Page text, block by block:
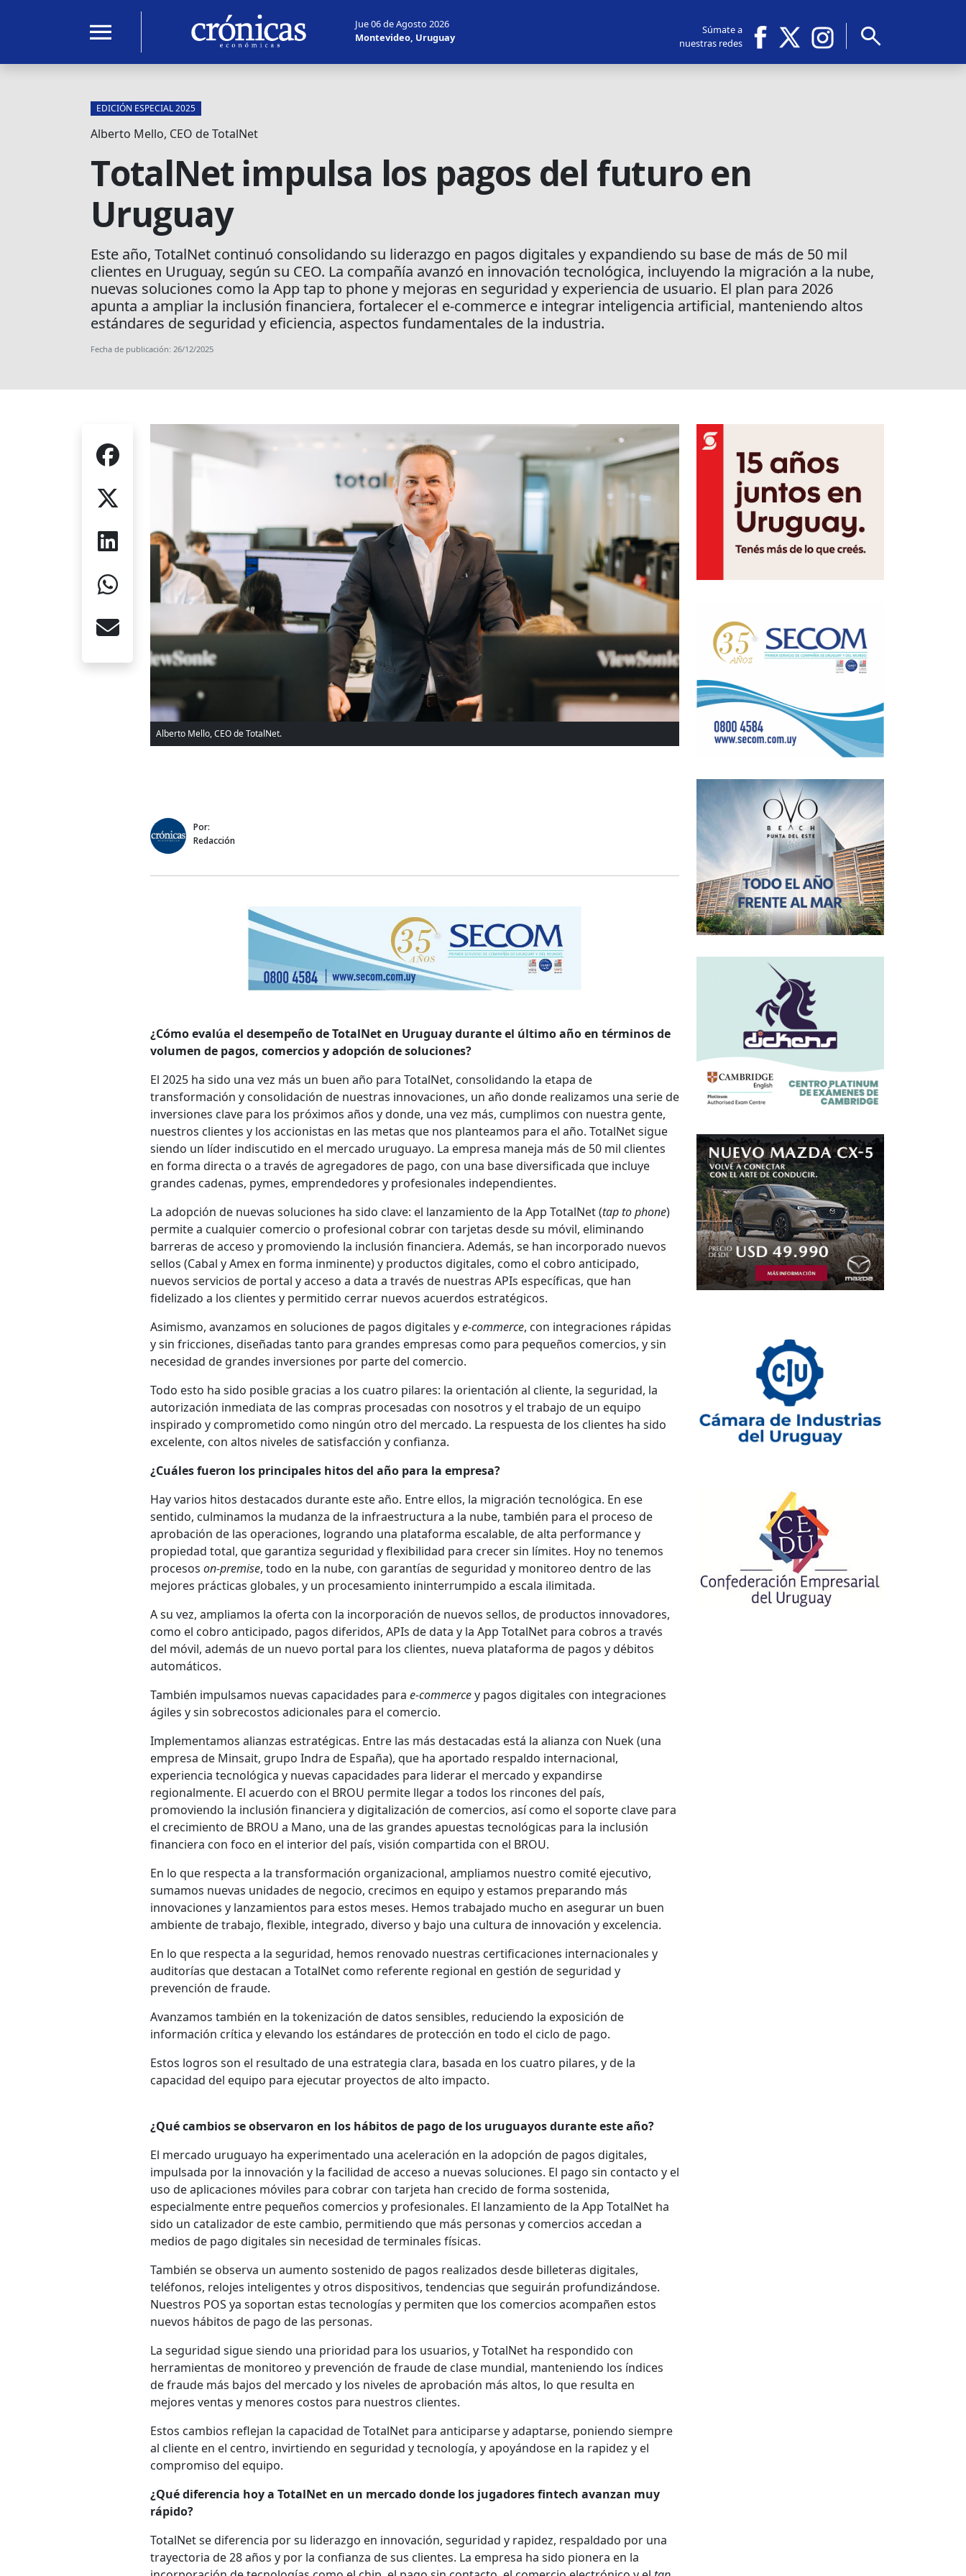
menu
Jue 06 de Agosto 2026
Montevideo, Uruguay
Súmate a
nuestras redes
search
EDICIÓN ESPECIAL 2025
Alberto Mello, CEO de TotalNet
TotalNet impulsa los pagos del futuro en
Uruguay
Este año, TotalNet continuó consolidando su liderazgo en pagos digitales y expandiendo su base de más de 50 mil
clientes en Uruguay, según su CEO. La compañía avanzó en innovación tecnológica, incluyendo la migración a la nube,
nuevas soluciones como la App tap to phone y mejoras en seguridad y experiencia de usuario. El plan para 2026
apunta a ampliar la inclusión financiera, fortalecer el e-commerce e integrar inteligencia artificial, manteniendo altos
estándares de seguridad y eficiencia, aspectos fundamentales de la industria.
Fecha de publicación: 26/12/2025
Alberto Mello, CEO de TotalNet.
Por:
Redacción
¿Cómo evalúa el desempeño de TotalNet en Uruguay durante el último año en términos de
volumen de pagos, comercios y adopción de soluciones?
El 2025 ha sido una vez más un buen año para TotalNet, consolidando la etapa de
transformación y consolidación de nuestras innovaciones, un año donde realizamos una serie de
inversiones clave para los próximos años y donde, una vez más, cumplimos con nuestra gente,
nuestros clientes y los accionistas en las metas que nos planteamos para el año. TotalNet sigue
siendo un líder indiscutido en el mercado uruguayo. La empresa maneja más de 50 mil clientes
en forma directa o a través de agregadores de pago, con una base diversificada que incluye
grandes cadenas, pymes, emprendedores y profesionales independientes.
La adopción de nuevas soluciones ha sido clave: el lanzamiento de la App TotalNet (tap to phone)
permite a cualquier comercio o profesional cobrar con tarjetas desde su móvil, eliminando
barreras de acceso y promoviendo la inclusión financiera. Además, se han incorporado nuevos
sellos (Cabal y Amex en forma inminente) y productos digitales, como el cobro anticipado,
nuevos servicios de portal y acceso a data a través de nuestras APIs específicas, que han
fidelizado a los clientes y permitido cerrar nuevos acuerdos estratégicos.
Asimismo, avanzamos en soluciones de pagos digitales ye-commerce, con integraciones rápidas
y sin fricciones, diseñadas tanto para grandes empresas como para pequeños comercios, y sin
necesidad de grandes inversiones por parte del comercio.
Todo esto ha sido posible gracias a los cuatro pilares: la orientación al cliente, la seguridad, la
autorización inmediata de las compras procesadas con nosotros y el trabajo de un equipo
inspirado y comprometido como ningún otro del mercado. La respuesta de los clientes ha sido
excelente, con altos niveles de satisfacción y confianza.
¿Cuáles fueron los principales hitos del año para la empresa?
Hay varios hitos destacados durante este año. Entre ellos, la migración tecnológica. En ese
sentido, culminamos la mudanza de la infraestructura a la nube, también para el proceso de
aprobación de las operaciones, logrando una plataforma escalable, de alta performance y
propiedad total, que garantiza seguridad y flexibilidad para crecer sin límites. Hoy no tenemos
procesos on-premise, todo en la nube, con garantías de seguridad y monitoreo dentro de las
mejores prácticas globales, y un procesamiento ininterrumpido a escala ilimitada.
A su vez, ampliamos la oferta con la incorporación de nuevos sellos, de productos innovadores,
como el cobro anticipado, pagos diferidos, APIs de data y la App TotalNet para cobros a través
del móvil, además de un nuevo portal para los clientes, nueva plataforma de pagos y débitos
automáticos.
También impulsamos nuevas capacidades para e-commercey pagos digitales con integraciones
ágiles y sin sobrecostos adicionales para el comercio.
Implementamos alianzas estratégicas. Entre las más destacadas está la alianza con Nuek (una
empresa de Minsait, grupo Indra de España), que ha aportado respaldo internacional,
experiencia tecnológica y nuevas capacidades para liderar el mercado y expandirse
regionalmente. El acuerdo con el BROU permite llegar a todos los rincones del país,
promoviendo la inclusión financiera y digitalización de comercios, así como el soporte clave para
el crecimiento de BROU a Mano, una de las grandes apuestas tecnológicas para la inclusión
financiera con foco en el interior del país, visión compartida con el BROU.
En lo que respecta a la transformación organizacional, ampliamos nuestro comité ejecutivo,
sumamos nuevas unidades de negocio, crecimos en equipo y estamos preparando más
innovaciones y lanzamientos para estos meses. Hemos trabajado mucho en asegurar un buen
ambiente de trabajo, flexible, integrado, diverso y bajo una cultura de innovación y excelencia.
En lo que respecta a la seguridad, hemos renovado nuestras certificaciones internacionales y
auditorías que destacan a TotalNet como referente regional en gestión de seguridad y
prevención de fraude.
Avanzamos también en la tokenización de datos sensibles, reduciendo la exposición de
información crítica y elevando los estándares de protección en todo el ciclo de pago.
Estos logros son el resultado de una estrategia clara, basada en los cuatro pilares, y de la
capacidad del equipo para ejecutar proyectos de alto impacto.
¿Qué cambios se observaron en los hábitos de pago de los uruguayos durante este año?
El mercado uruguayo ha experimentado una aceleración en la adopción de pagos digitales,
impulsada por la innovación y la facilidad de acceso a nuevas soluciones. El pago sin contacto y el
uso de aplicaciones móviles para cobrar con tarjeta han crecido de forma sostenida,
especialmente entre pequeños comercios y profesionales. El lanzamiento de la App TotalNet ha
sido un catalizador de este cambio, permitiendo que más personas y comercios accedan a
medios de pago digitales sin necesidad de terminales físicas.
También se observa un aumento sostenido de pagos realizados desde billeteras digitales,
teléfonos, relojes inteligentes y otros dispositivos, tendencias que seguirán profundizándose.
Nuestros POS ya soportan estas tecnologías y permiten que los comercios acompañen estos
nuevos hábitos de pago de las personas.
La seguridad sigue siendo una prioridad para los usuarios, y TotalNet ha respondido con
herramientas de monitoreo y prevención de fraude de clase mundial, manteniendo los índices
de fraude más bajos del mercado y los niveles de aprobación más altos, lo que resulta en
mejores ventas y menores costos para nuestros clientes.
Estos cambios reflejan la capacidad de TotalNet para anticiparse y adaptarse, poniendo siempre
al cliente en el centro, invirtiendo en seguridad y tecnología, y apoyándose en la rapidez y el
compromiso del equipo.
¿Qué diferencia hoy a TotalNet en un mercado donde los jugadoresfintech avanzan muy
rápido?
TotalNet se diferencia por su liderazgo en innovación, seguridad y rapidez, respaldado por una
trayectoria de 28 años y por la confianza de sus clientes. La empresa ha sido pionera en la